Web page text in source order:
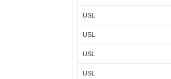
USL
USL
USL
USL